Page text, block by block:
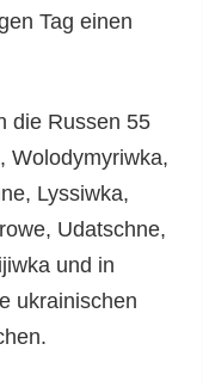
Tag einen
die Russen 55
Wolodymyriwka,
Lyssiwka,
Udatschne,
und in
ukrainischen